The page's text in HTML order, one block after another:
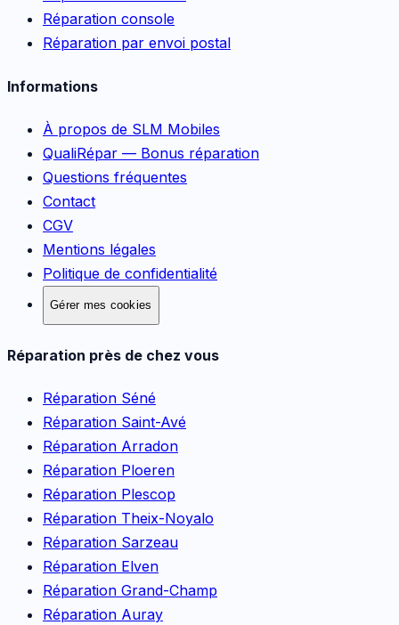
Réparation console
Réparation par envoi postal
Informations
À propos de SLM Mobiles
QualiRépar — Bonus réparation
Questions fréquentes
Contact
CGV
Mentions légales
Politique de confidentialité
Gérer mes cookies
Réparation près de chez vous
Réparation Séné
Réparation Saint-Avé
Réparation Arradon
Réparation Ploeren
Réparation Plescop
Réparation Theix-Noyalo
Réparation Sarzeau
Réparation Elven
Réparation Grand-Champ
Réparation Auray